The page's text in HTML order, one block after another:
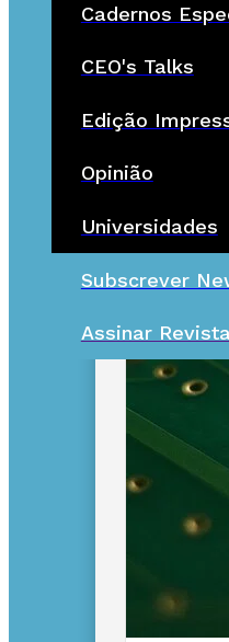
Cadernos
CEO's Talks
Edição
Opinião
Universidades
Subscrever
Assinar Revista